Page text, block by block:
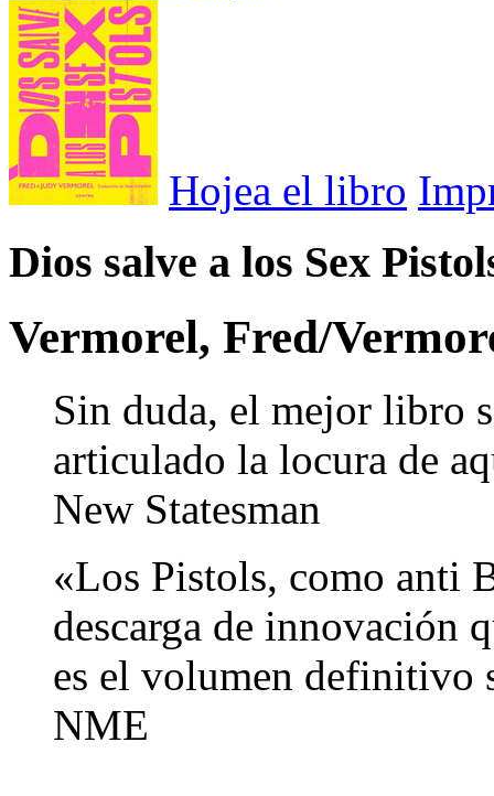
Hojea el libro
Dios salve a los Sex
Vermorel, Fred/
Sin duda, el mejor libro
articulado la locura de
New Statesman
«Los Pistols, como anti
descarga de innovación
es el volumen definitivo
NME